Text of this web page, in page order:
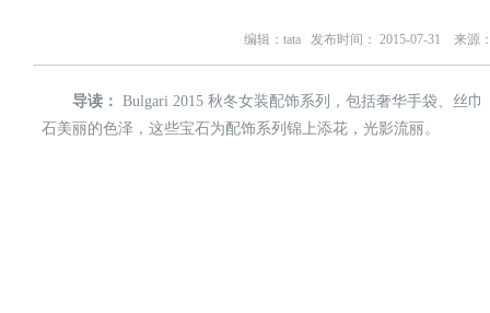
编辑： tata 发布时间： 2015-07-31 来源
导读： Bulgari 2015 秋冬女装配饰系列，包括奢华手袋、丝
石美丽的色泽，这些宝石为配饰系列锦上添花，光影流丽。